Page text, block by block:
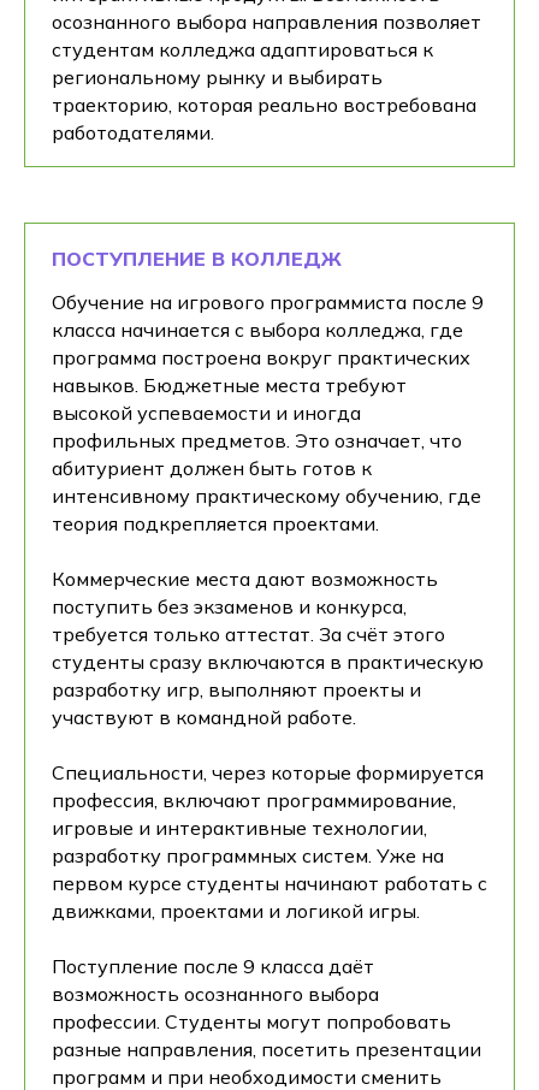
осознанного выбора направления позволяет
студентам колледжа адаптироваться к
региональному рынку и выбирать
траекторию, которая реально востребована
работодателями.
ПОСТУПЛЕНИЕ В КОЛЛЕДЖ
Обучение на игрового программиста после 9
класса начинается с выбора колледжа, где
программа построена вокруг практических
навыков. Бюджетные места требуют
высокой успеваемости и иногда
профильных предметов. Это означает, что
абитуриент должен быть готов к
интенсивному практическому обучению, где
теория подкрепляется проектами.
Коммерческие места дают возможность
поступить без экзаменов и конкурса,
требуется только аттестат. За счёт этого
студенты сразу включаются в практическую
разработку игр, выполняют проекты и
участвуют в командной работе.
Специальности, через которые формируется
профессия, включают программирование,
игровые и интерактивные технологии,
разработку программных систем. Уже на
первом курсе студенты начинают работать с
движками, проектами и логикой игры.
Поступление после 9 класса даёт
возможность осознанного выбора
профессии. Студенты могут попробовать
разные направления, посетить презентации
программ и при необходимости сменить
Хочешь на практике
понять подходит ли
тебе эта профессия?
Получи бесплатный доступ к курсам
Хекслет — и убедись лично, что это твоё!
Хочу бесплатные курсы
Нажимая на кнопку, вы даёте согласие на
обработку персональных данных и
соглашаетесь сполитикой обработки